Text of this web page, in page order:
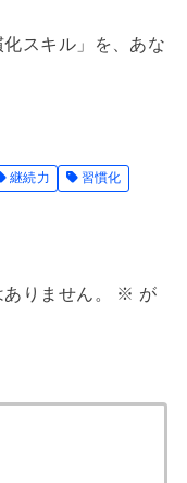
スキル」を、あな
継続力 習慣化
りません。 ※ が